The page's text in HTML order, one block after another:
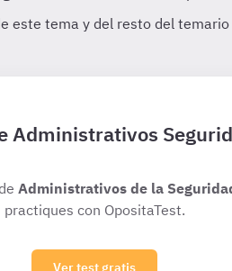
Administrativos
Administrativos de la
practiques con OpositaTest.
Ver test gratis